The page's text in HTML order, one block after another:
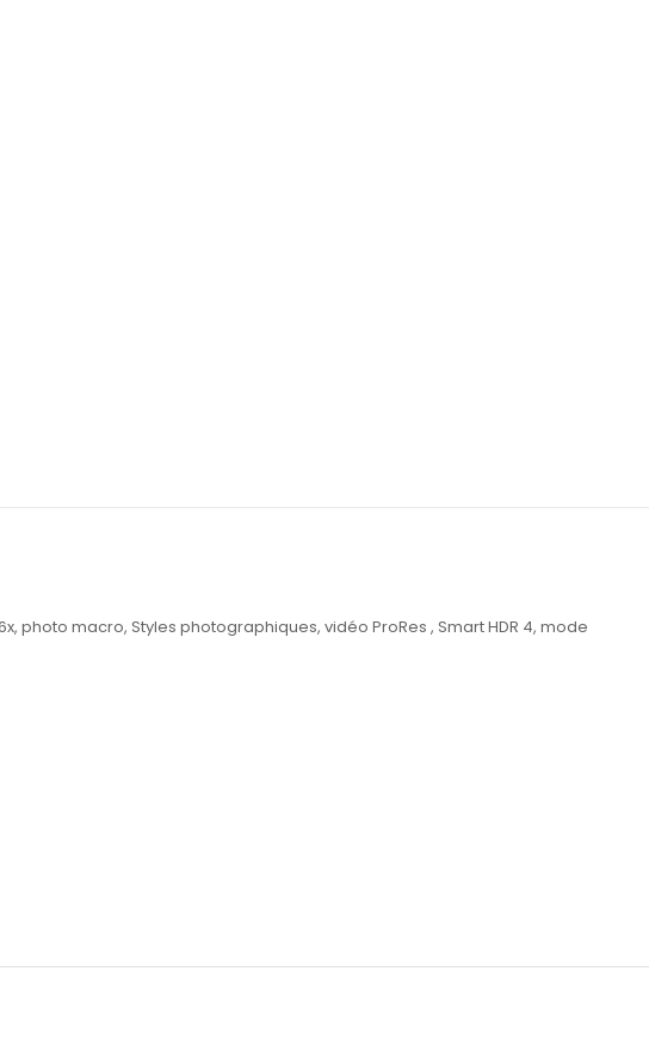
photo macro, Styles photographiques, vidéo ProRes , Smart HDR 4, mode